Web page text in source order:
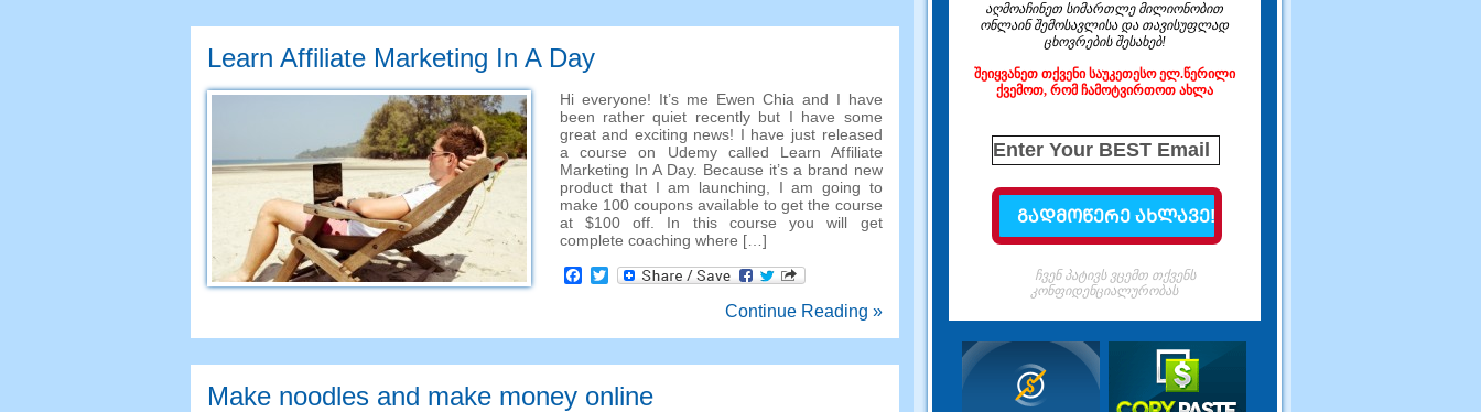
Learn Affiliate Marketing In A Day
Hi everyone! It’s me Ewen Chia and I have
been rather quiet recently but I have some
great and exciting news! I have just released
a course on Udemy called Learn Affiliate
Marketing In A Day. Because it’s a brand new
product that I am launching
I am going to
make 100 coupons available to get the course
at$100 off
In this course you will get
complete coaching where […]
Facebook
Twitter
Continue Reading »
Make noodles and make money online
აღმოაჩინეთ სიმართლე მილიონობით
ონლაინ შემოსავლისა და თავისუფლად
ცხოვრების შესახებ!
შეიყვანეთ თქვენი საუკეთესო ელ.წერილი
ქვემოთ, რომ ჩამოტვირთოთ ახლა
ჩვენ პატივს ვცემთ თქვენს
კონფიდენციალურობას